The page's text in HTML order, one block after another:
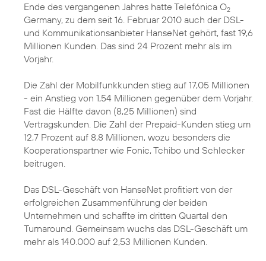
Ende des vergangenen Jahres hatte Telefónica O2
Germany, zu dem seit 16. Februar 2010 auch der DSL-
und Kommunikationsanbieter HanseNet gehört, fast 19,6
Millionen Kunden. Das sind 24 Prozent mehr als im
Vorjahr.
Die Zahl der Mobilfunkkunden stieg auf 17,05 Millionen
- ein Anstieg von 1,54 Millionen gegenüber dem Vorjahr.
Fast die Hälfte davon (8,25 Millionen) sind
Vertragskunden. Die Zahl der Prepaid-Kunden stieg um
12,7 Prozent auf 8,8 Millionen, wozu besonders die
Kooperationspartner wie Fonic, Tchibo und Schlecker
beitrugen.
Das DSL-Geschäft von HanseNet profitiert von der
erfolgreichen Zusammenführung der beiden
Unternehmen und schaffte im dritten Quartal den
Turnaround. Gemeinsam wuchs das DSL-Geschäft um
mehr als 140.000 auf 2,53 Millionen Kunden.